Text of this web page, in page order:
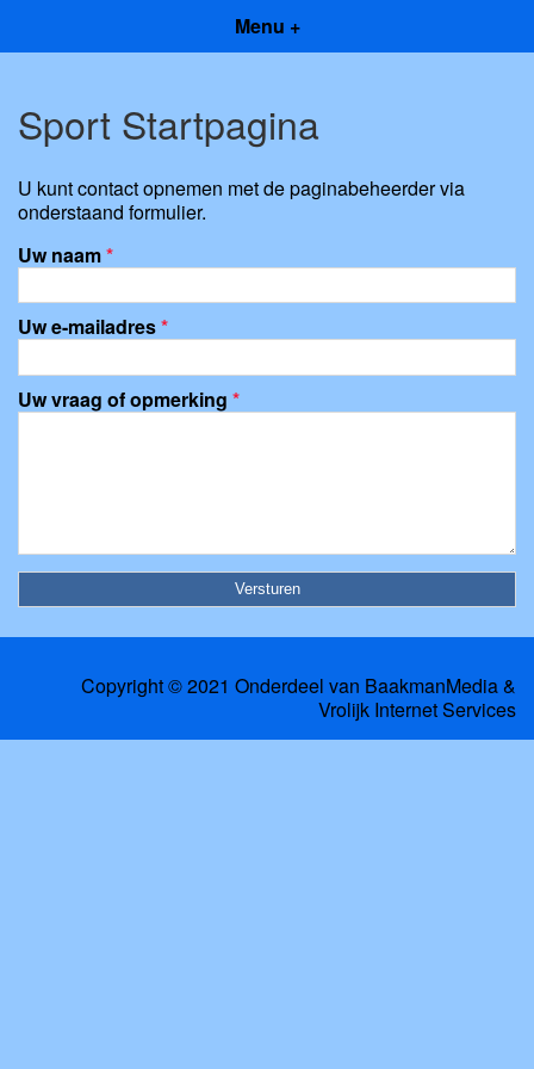
Menu +
Sport Startpagina
U kunt contact opnemen met de paginabeheerder via
onderstaand formulier.
Uw naam*
Uw e-mailadres*
Uw vraag of opmerking *
Copyright © 2021 Onderdeel van BaakmanMedia&
Vrolijk Internet Services